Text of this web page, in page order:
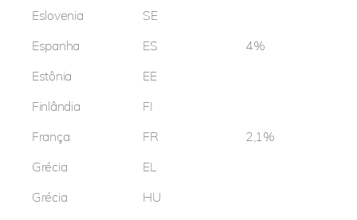
Eslovenia
SE
Espanha
ES
4%
Estônia
EE
Finlândia
FI
França
FR
2,1%
Grécia
EL
Grécia
HU